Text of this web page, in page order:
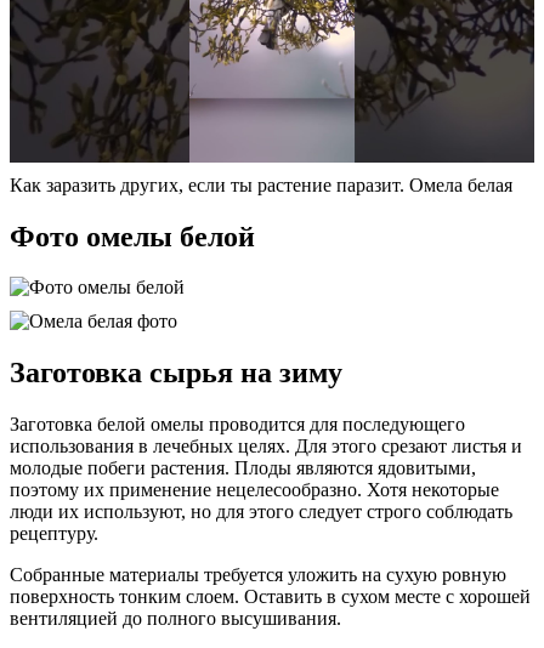
Как заразить других, если ты растение паразит. Омела белая
Фото омелы белой
Заготовка сырья на зиму
Заготовка белой омелы проводится для последующего
использования в лечебных целях. Для этого срезают листья и
молодые побеги растения. Плоды являются ядовитыми,
поэтому их применение нецелесообразно. Хотя некоторые
люди их используют, но для этого следует строго соблюдать
рецептуру.
Собранные материалы требуется уложить на сухую ровную
поверхность тонким слоем. Оставить в сухом месте с хорошей
вентиляцией до полного высушивания.